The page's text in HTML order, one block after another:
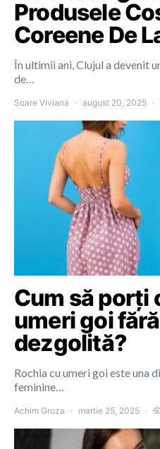
Produsele
Coreene De
În ultimii ani, Clujul a devenit
de…
Soare Viviana august 20, 2025
Cum să porți
umeri goi
dezgolită?
Rochia cu umeri goi este una
feminine…
Achim Groza martie 25, 2025